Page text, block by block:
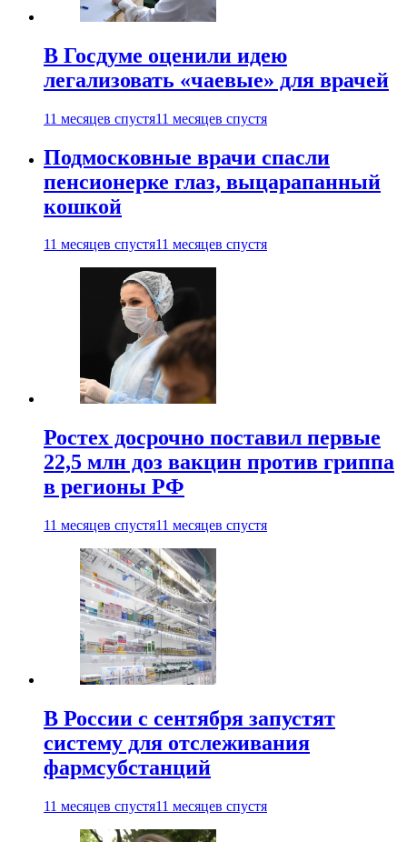
В Госдуме оценили идею
легализовать «чаевые» для врачей
11 месяцев спустя11 месяцев спустя
Подмосковные врачи спасли
пенсионерке глаз, выцарапанный
кошкой
11 месяцев спустя11 месяцев спустя
Ростех досрочно поставил первые
22,5 млн доз вакцин против гриппа
в регионы РФ
11 месяцев спустя11 месяцев спустя
В России с сентября запустят
систему для отслеживания
фармсубстанций
11 месяцев спустя11 месяцев спустя